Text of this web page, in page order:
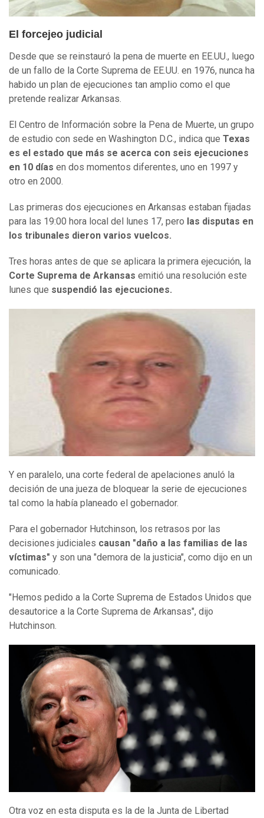
El forcejeo judicial
Desde que se reinstauró la pena de muerte en EE.UU., luego
de un fallo de la Corte Suprema de EE.UU. en 1976, nunca ha
habido un plan de ejecuciones tan amplio como el que
pretende realizar Arkansas.
El Centro de Información sobre la Pena de Muerte, un grupo
de estudio con sede en Washington D.C., indica que Texas
es el estado que más se acerca con seis ejecuciones
en 10 días en dos momentos diferentes, uno en 1997 y
otro en 2000.
Las primeras dos ejecuciones en Arkansas estaban fijadas
para las 19:00 hora local del lunes 17, pero las disputas en
los tribunales dieron varios vuelcos.
Tres horas antes de que se aplicara la primera ejecución, la
Corte Suprema de Arkansas emitió una resolución este
lunes que suspendió las ejecuciones.
Y en paralelo, una corte federal de apelaciones anuló la
decisión de una jueza de bloquear la serie de ejecuciones
tal como la había planeado el gobernador.
Para el gobernador Hutchinson, los retrasos por las
decisiones judiciales causan "daño a las familias de las
víctimas" y son una "demora de la justicia", como dijo en un
comunicado.
"Hemos pedido a la Corte Suprema de Estados Unidos que
desautorice a la Corte Suprema de Arkansas", dijo
Hutchinson.
Otra voz en esta disputa es la de la Junta de Libertad